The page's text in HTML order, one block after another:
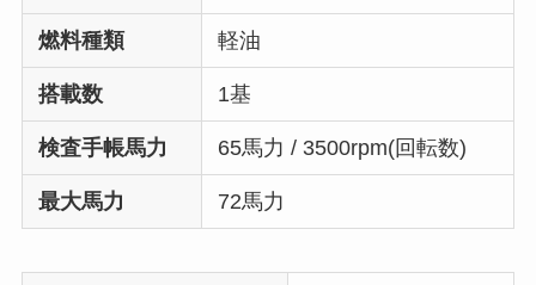
燃料種類 軽油
搭載数 1基
検査手帳馬力 65馬力 / 3500rpm(回転数)
最大馬力 72馬力